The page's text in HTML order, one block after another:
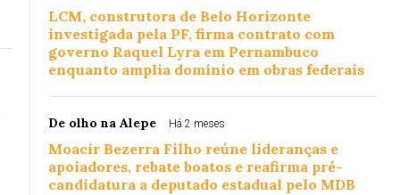
LCM, construtora de Belo Horizonte
investigada pela PF, firma contrato com
governo Raquel Lyra em Pernambuco
enquanto amplia domínio em obras federais
De olho na Alepe Há 2 meses
Moacir Bezerra Filho reúne lideranças e
apoiadores, rebate boatos e reafirma pré-
candidatura a deputado estadual pelo MDB